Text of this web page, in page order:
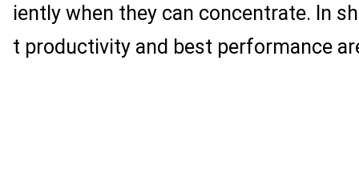
iently when they can concentrate. In
t productivity and best performance